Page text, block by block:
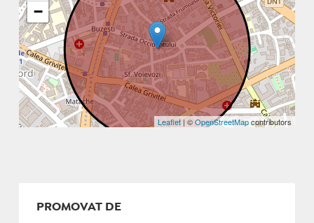
−
Leaflet| ©OpenStreetMapcontributors
PROMOVAT DE